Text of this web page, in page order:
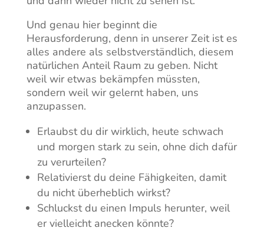
Und genau hier beginnt die
Herausforderung, denn in unserer Zeit ist es
alles andere als selbstverständlich, diesem
natürlichen Anteil Raum zu geben. Nicht
weil wir etwas bekämpfen müssten,
sondern weil wir gelernt haben, uns
anzupassen.
Erlaubst du dir wirklich, heute schwach
und morgen stark zu sein, ohne dich dafür
zu verurteilen?
Relativierst du deine Fähigkeiten, damit
du nicht überheblich wirkst?
Schluckst du einen Impuls herunter, weil
er vielleicht anecken könnte?